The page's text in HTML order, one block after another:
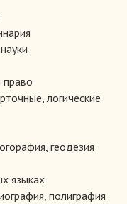
право
логические
геодезия
языках
полиграфия